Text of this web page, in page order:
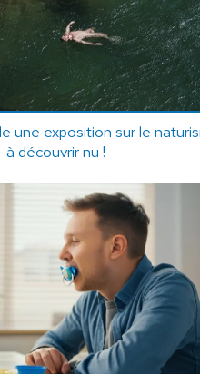
une exposition sur le
à découvrir nu !